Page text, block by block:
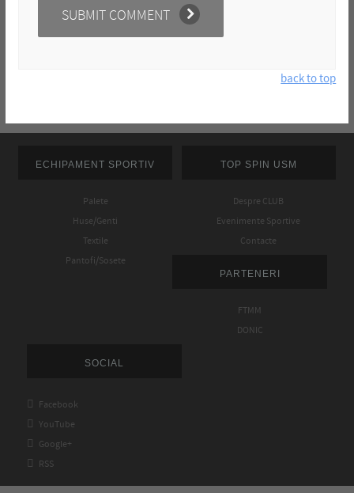
back to top
ECHIPAMENT SPORTIV
Palete
Huse/Genti
Textile
Pantofi/Sosete
TOP SPIN USM
Despre CLUB
Evenimente Sportive
Contacte
PARTENERI
FTMM
DONIC
SOCIAL
 Facebook
 YouTube
 Google+
 RSS